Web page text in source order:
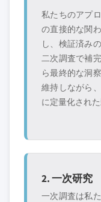
私たちのアプ
の直接的な関
し、検証済み
二次調査で補
ら最終的な洞
維持しながら
に定量化され
2. 一次研究
一次調査は私